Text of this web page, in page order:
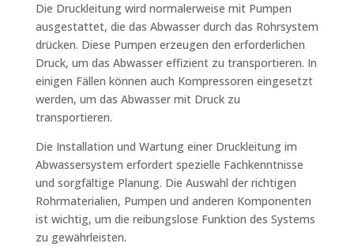
Die Druckleitung wird normalerweise mit Pumpen
ausgestattet, die das Abwasser durch das Rohrsystem
drücken. Diese Pumpen erzeugen den erforderlichen
Druck, um das Abwasser effizient zu transportieren. In
einigen Fällen können auch Kompressoren eingesetzt
werden, um das Abwasser mit Druck zu
transportieren.
Die Installation und Wartung einer Druckleitung im
Abwassersystem erfordert spezielle Fachkenntnisse
und sorgfältige Planung. Die Auswahl der richtigen
Rohrmaterialien, Pumpen und anderen Komponenten
ist wichtig, um die reibungslose Funktion des Systems
zu gewährleisten.